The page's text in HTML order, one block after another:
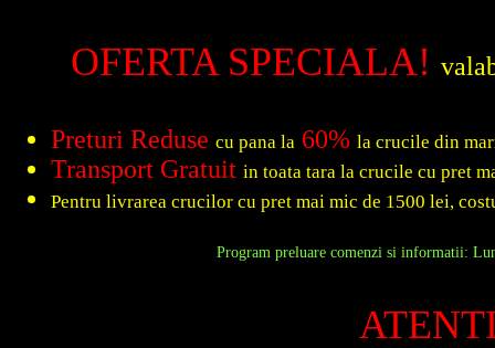
OFERTA SPECIALA!
Preturi Reduse cu pana la 60% la crucile din
Transport Gratuit in toata tara la crucile cu pret
Pentru livrarea crucilor cu pret mai mic de 1500 lei,
Program preluare comenzi si informatii: